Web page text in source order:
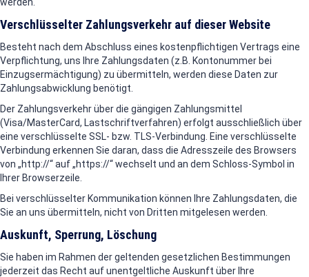
Verschlüsselter Zahlungsverkehr auf dieser Website
Besteht nach dem Abschluss eines kostenpflichtigen Vertrags eine
Verpflichtung, uns Ihre Zahlungsdaten (z.B. Kontonummer bei
Einzugsermächtigung) zu übermitteln, werden diese Daten zur
Zahlungsabwicklung benötigt.
Der Zahlungsverkehr über die gängigen Zahlungsmittel
(Visa/MasterCard, Lastschriftverfahren) erfolgt ausschließlich über
eine verschlüsselte SSL- bzw. TLS-Verbindung. Eine verschlüsselte
Verbindung erkennen Sie daran, dass die Adresszeile des Browsers
von „http://“ auf „https://“ wechselt und an dem Schloss-Symbol in
Ihrer Browserzeile.
Bei verschlüsselter Kommunikation können Ihre Zahlungsdaten, die
Sie an uns übermitteln, nicht von Dritten mitgelesen werden.
Auskunft, Sperrung, Löschung
Sie haben im Rahmen der geltenden gesetzlichen Bestimmungen
jederzeit das Recht auf unentgeltliche Auskunft über Ihre